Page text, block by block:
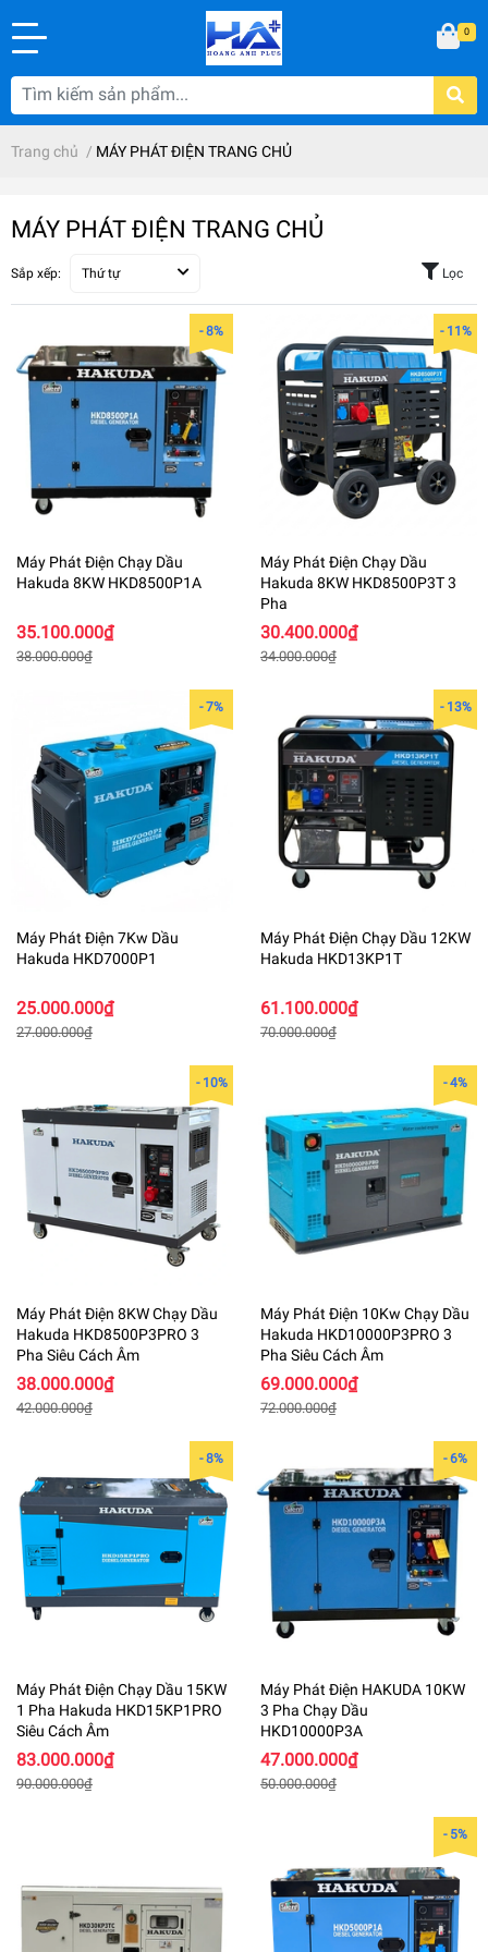
0
Trang chủ / MÁY PHÁT ĐIỆN TRANG CHỦ
MÁY PHÁT ĐIỆN TRANG CHỦ
Sắp xếp: Thứ tự Lọc
- 8%
Máy Phát Điện Chạy Dầu
Hakuda 8KW HKD8500P1A
35.100.000₫
38.000.000₫
- 11%
Máy Phát Điện Chạy Dầu
Hakuda 8KW HKD8500P3T 3
Pha
30.400.000₫
34.000.000₫
- 7%
Máy Phát Điện 7Kw Dầu
Hakuda HKD7000P1
25.000.000₫
27.000.000₫
- 13%
Máy Phát Điện Chạy Dầu 12KW
Hakuda HKD13KP1T
61.100.000₫
70.000.000₫
- 10%
Máy Phát Điện 8KW Chạy Dầu
Hakuda HKD8500P3PRO 3
Pha Siêu Cách Âm
38.000.000₫
42.000.000₫
- 4%
Máy Phát Điện 10Kw Chạy Dầu
Hakuda HKD10000P3PRO 3
Pha Siêu Cách Âm
69.000.000₫
72.000.000₫
- 8%
Máy Phát Điện Chạy Dầu 15KW
1 Pha Hakuda HKD15KP1PRO
Siêu Cách Âm
83.000.000₫
90.000.000₫
- 6%
Máy Phát Điện HAKUDA 10KW
3 Pha Chạy Dầu
HKD10000P3A
47.000.000₫
50.000.000₫
- 5%